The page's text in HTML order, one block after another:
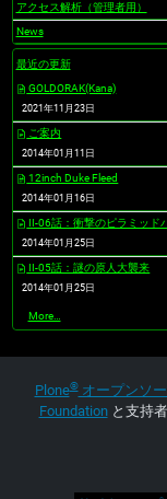
アクセス解析（管理者用）
News
最近の更新
GOLDORAK(Kana)
2021年11月23日
ご案内
2014年01月11日
12inch Duke Fleed
2014年01月16日
II-06話：衝撃のピラミッド
2014年01月25日
II-05話：謎の原人大襲来
2014年01月25日
最
近
更
More…
Plone®オープンソ
Foundationと支持